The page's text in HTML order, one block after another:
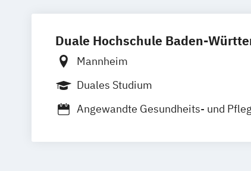
Duale Hochschule Baden-
Mannheim
Duales Studium
Angewandte Gesundheits- und
Interprofessionelle